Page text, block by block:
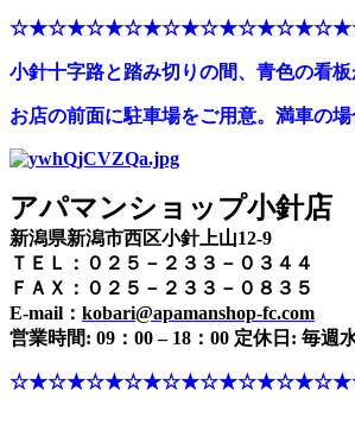
小針十字路と踏み切りの間、青色の看
お店の前面に駐車場をご用意。満車の
アパマンショップ小針店
新潟県新潟市西区小針上山12-9
ＴＥＬ：０２５－２３３－０３４４
ＦＡＸ：０２５－２３３－０８３５
E-mail： kobari@apamanshop-fc.com
営業時間: 09：00 – 18：00 定休日: 毎週